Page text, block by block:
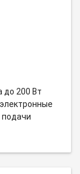
до 200 Вт